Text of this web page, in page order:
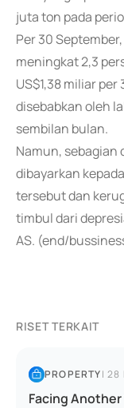
juta ton pada
Per 30
meningkat 2,3
US$1,38 miliar
disebabkan oleh
sembilan bulan.
Namun, sebagian
dibayarkan
tersebut dan
timbul dari
AS. (end/
RISET TERKAIT
PROPERTY|28
Facing Another